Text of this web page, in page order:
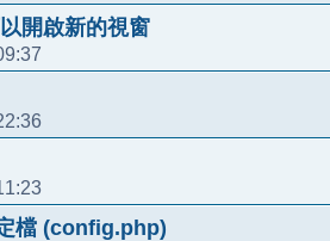
開啟新的視窗
檔 (config.php)